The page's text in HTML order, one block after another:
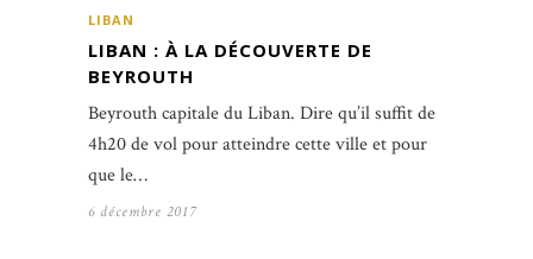
LIBAN
LIBAN : À LA DÉCOUVERTE DE
BEYROUTH
Beyrouth capitale du Liban. Dire qu’il suffit de
4h20 de vol pour atteindre cette ville et pour
que le…
6 décembre 2017